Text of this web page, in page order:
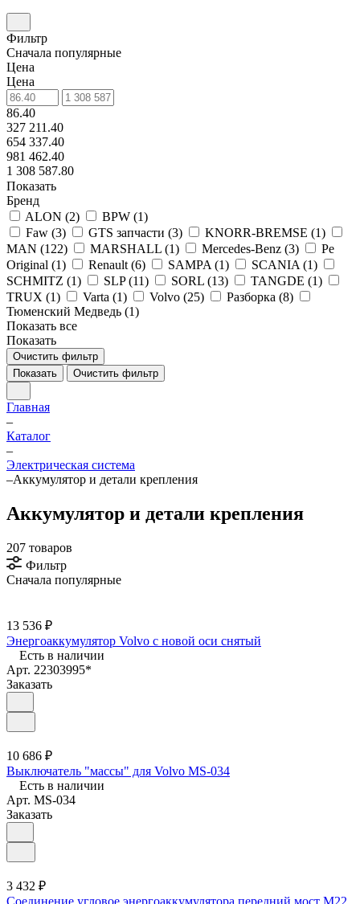
Фильтр
Сначала популярные
Цена
Цена
86.40
327 211.40
654 337.40
981 462.40
1 308 587.80
Показать
Бренд
ALON (2) BPW (1)
Faw (3) GTS запчасти (3) KNORR-BREMSE (1)
MAN (122) MARSHALL (1) Mercedes-Benz (3)
Pe
Original (1) Renault (6) SAMPA (1) SCANIA (1)
SCHMITZ (1) SLP (11) SORL (13) TANGDE (1)
TRUX (1) Varta (1) Volvo (25) Разборка (8)
Тюменский Медведь (1)
Показать все
Показать
Очистить фильтр
Показать
Очистить фильтр
Главная
–
Каталог
–
Электрическая система
–Аккумулятор и детали крепления
Аккумулятор и детали крепления
207 товаров
Фильтр
Сначала популярные
13 536 ₽
Энергоаккумулятор Volvo с новой оси снятый
Есть в наличии
Арт. 22303995*
Заказать
10 686 ₽
Выключатель "массы" для Volvo MS-034
Есть в наличии
Арт. MS-034
Заказать
3 432 ₽
Соединение угловое энергоаккумулятора передний мост M22